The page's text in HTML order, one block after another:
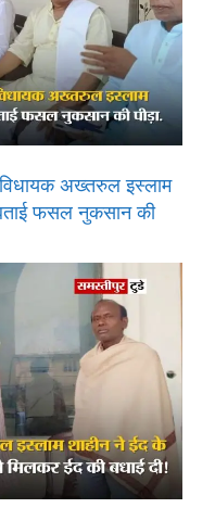
अख्तरुल इस्लाम
फसल नुकसान की